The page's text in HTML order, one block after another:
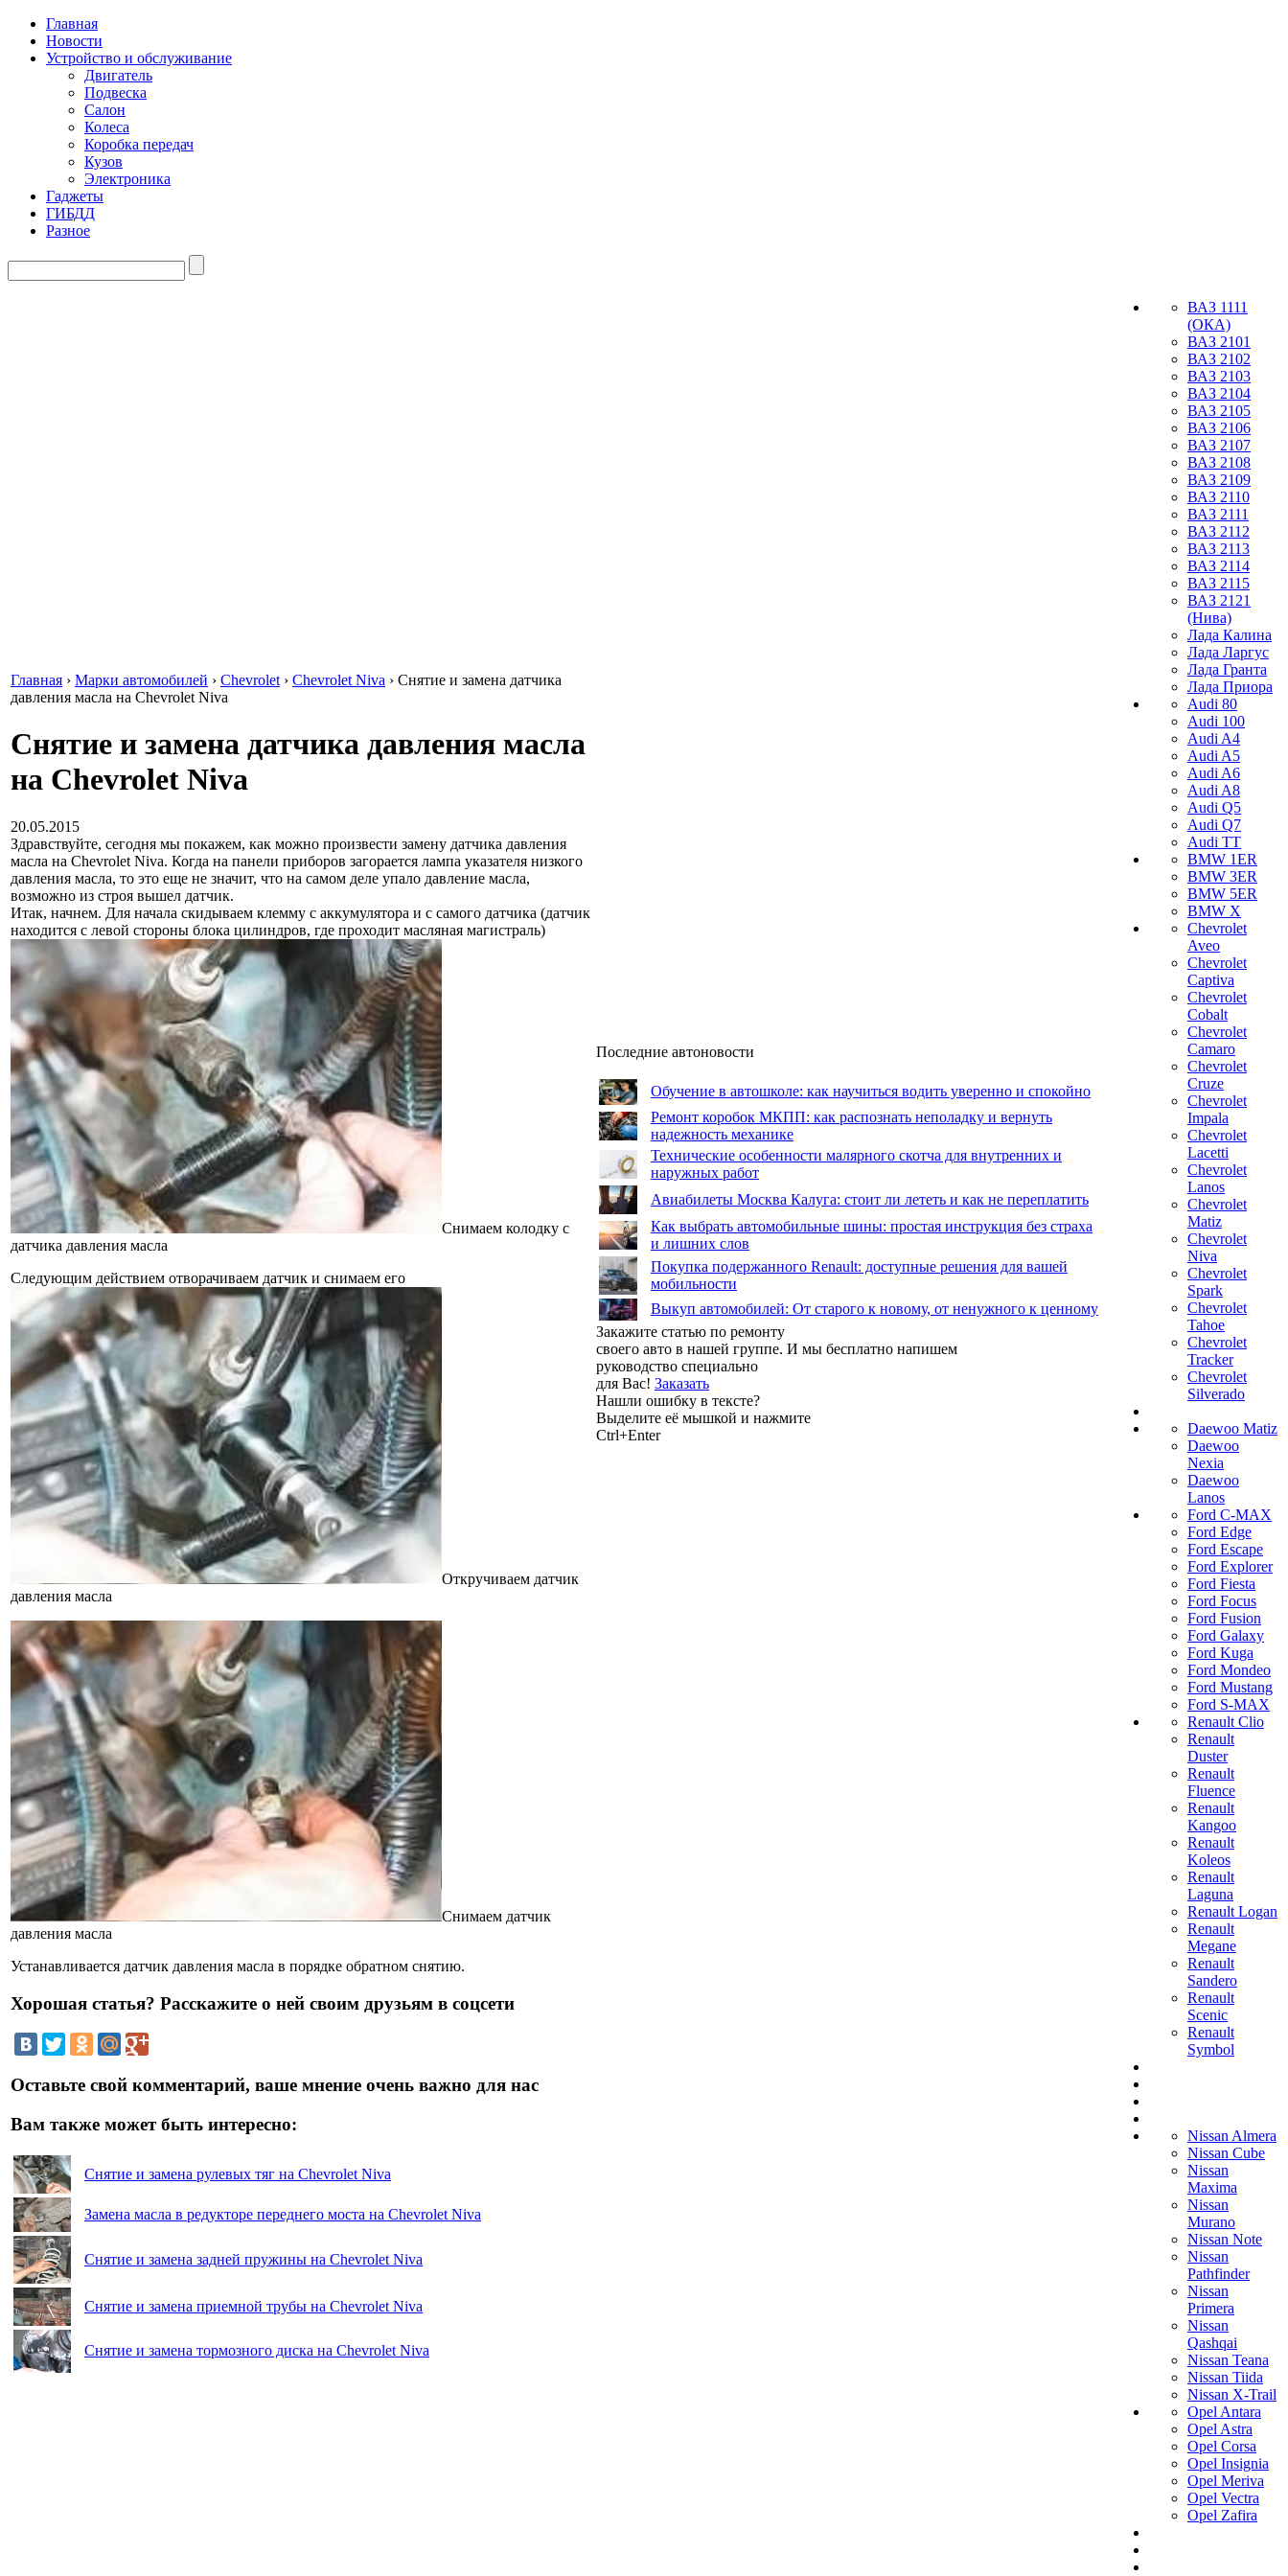
Главная
Новости
Устройство и обслуживание
Двигатель
Подвеска
Салон
Колеса
Коробка передач
Кузов
Электроника
Гаджеты
ГИБДД
Разное
Главная › Марки автомобилей › Chevrolet › Chevrolet Niva › Снятие и замена датчика
давления масла на Chevrolet Niva
Снятие и замена датчика давления масла
на Chevrolet Niva
20.05.2015
Здравствуйте, сегодня мы покажем, как можно произвести замену датчика давления
масла на Chevrolet Niva. Когда на панели приборов загорается лампа указателя низкого
давления масла, то это еще не значит, что на самом деле упало давление масла,
возможно из строя вышел датчик.
Итак, начнем. Для начала скидываем клемму с аккумулятора и с самого датчика (датчик
находится с левой стороны блока цилиндров, где проходит масляная магистраль)
Снимаем колодку с
датчика давления масла
Следующим действием отворачиваем датчик и снимаем его
Откручиваем датчик
давления масла
Снимаем датчик
давления масла
Устанавливается датчик давления масла в порядке обратном снятию.
Хорошая статья? Расскажите о ней своим друзьям в соцсети
Оставьте свой комментарий, ваше мнение очень важно для нас
Вам также может быть интересно:
Снятие и замена рулевых тяг на Chevrolet Niva
Замена масла в редукторе переднего моста на Chevrolet Niva
Снятие и замена задней пружины на Chevrolet Niva
Снятие и замена приемной трубы на Chevrolet Niva
Снятие и замена тормозного диска на Chevrolet Niva
Последние автоновости
Обучение в автошколе: как научиться водить уверенно и спокойно
Ремонт коробок МКПП: как распознать неполадку и вернуть
надежность механике
Технические особенности малярного скотча для внутренних и
наружных работ
Авиабилеты Москва Калуга: стоит ли лететь и как не переплатить
Как выбрать автомобильные шины: простая инструкция без страха
и лишних слов
Покупка подержанного Renault: доступные решения для вашей
мобильности
Выкуп автомобилей: От старого к новому, от ненужного к ценному
Закажите статью по ремонту
своего авто в нашей группе. И мы бесплатно напишем
руководство специально
для Вас! Заказать
Нашли ошибку в тексте?
Выделите её мышкой и нажмите
Ctrl+Enter
ВАЗ 1111
(ОКА)
ВАЗ 2101
ВАЗ 2102
ВАЗ 2103
ВАЗ 2104
ВАЗ 2105
ВАЗ 2106
ВАЗ 2107
ВАЗ 2108
ВАЗ 2109
ВАЗ 2110
ВАЗ 2111
ВАЗ 2112
ВАЗ 2113
ВАЗ 2114
ВАЗ 2115
ВАЗ 2121
(Нива)
Лада Калина
Лада Ларгус
Лада Гранта
Лада Приора
Audi 80
Audi 100
Audi A4
Audi A5
Audi A6
Audi A8
Audi Q5
Audi Q7
Audi TT
BMW 1ER
BMW 3ER
BMW 5ER
BMW X
Chevrolet
Aveo
Chevrolet
Captiva
Chevrolet
Cobalt
Chevrolet
Camaro
Chevrolet
Cruze
Chevrolet
Impala
Chevrolet
Lacetti
Chevrolet
Lanos
Chevrolet
Matiz
Chevrolet
Niva
Chevrolet
Spark
Chevrolet
Tahoe
Chevrolet
Tracker
Chevrolet
Silverado
Daewoo Matiz
Daewoo
Nexia
Daewoo
Lanos
Ford C-MAX
Ford Edge
Ford Escape
Ford Explorer
Ford Fiesta
Ford Focus
Ford Fusion
Ford Galaxy
Ford Kuga
Ford Mondeo
Ford Mustang
Ford S-MAX
Renault Clio
Renault
Duster
Renault
Fluence
Renault
Kangoo
Renault
Koleos
Renault
Laguna
Renault Logan
Renault
Megane
Renault
Sandero
Renault
Scenic
Renault
Symbol
Nissan Almera
Nissan Cube
Nissan
Maxima
Nissan
Murano
Nissan Note
Nissan
Pathfinder
Nissan
Primera
Nissan
Qashqai
Nissan Teana
Nissan Tiida
Nissan X-Trail
Opel Antara
Opel Astra
Opel Corsa
Opel Insignia
Opel Meriva
Opel Vectra
Opel Zafira